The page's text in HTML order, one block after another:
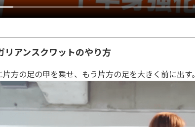
リアンスクワットのやり方
片方の足の甲を乗せ、もう片方の足を大きく前に出す。